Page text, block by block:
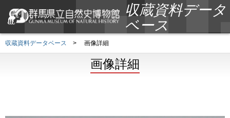
収蔵資料データ
ベース
収蔵資料データベース > 画像詳細
画像詳細